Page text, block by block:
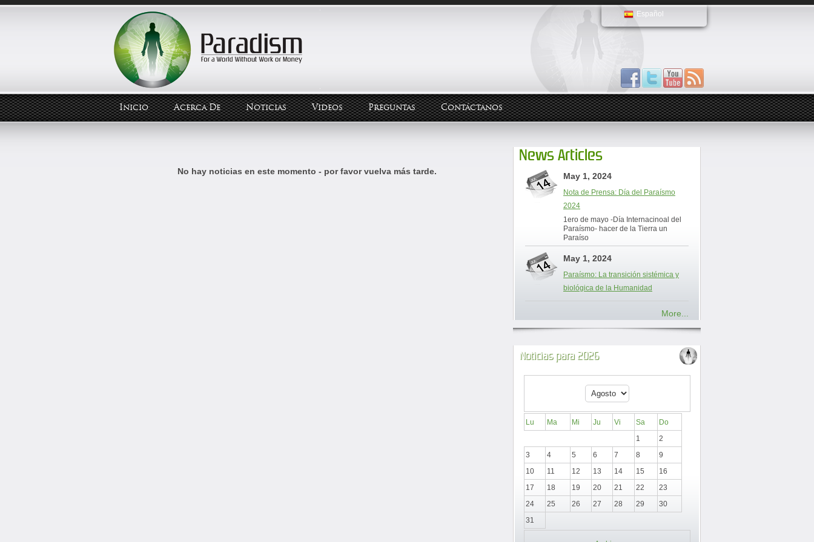
Español
Inicio Acerca De Noticias Videos Preguntas Contáctanos
No hay noticias en este momento - por favor vuelva más tarde.
News Articles
May 1, 2024
Nota de Prensa: Día del Paraísmo
2024
1ero de mayo -Día Internacinoal del
Paraísmo- hacer de la Tierra un
Paraíso
May 1, 2024
Paraísmo: La transición sistémica y
biológica de la Humanidad
More...
Noticias para 2026
Lu Ma Mi Ju Vi Sa
Do
1
2
3
4 5 6 7 8
9
10
11 12 13 14 15
16
17
18 19 20 21 22
23
24
25 26 27 28 29
30
31